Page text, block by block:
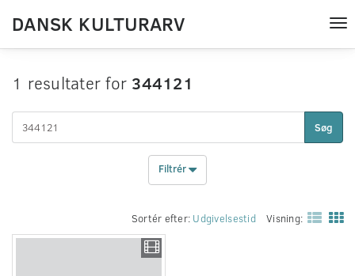
DANSK KULTURARV
1 resultater for 344121
Søg
Filtrér
Sortér efter: Udgivelsestid Visning: